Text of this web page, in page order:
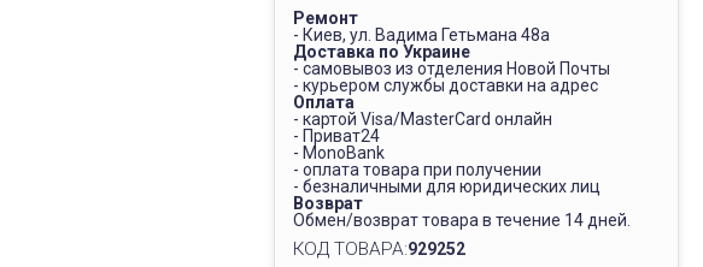
Ремонт
- Киев, ул. Вадима Гетьмана 48а
Доставка по Украине
- самовывоз из отделения Новой Почты
- курьером службы доставки на адрес
Оплата
- картой Visa/MasterCard онлайн
- Приват24
- MonoBank
- оплата товара при получении
- безналичными для юридических лиц
Возврат
Обмен/возврат товара в течение 14 дней.
КОД ТОВАРА:929252